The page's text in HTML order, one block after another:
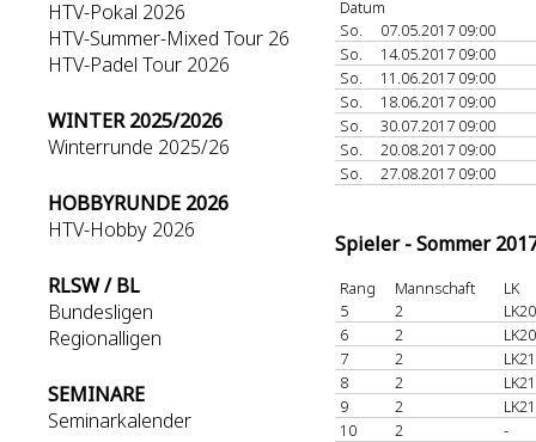
HTV-Pokal 2026
HTV-Summer-Mixed Tour 26
HTV-Padel Tour 2026
WINTER 2025/2026
Winterrunde 2025/26
HOBBYRUNDE 2026
HTV-Hobby 2026
RLSW / BL
Bundesligen
Regionalligen
SEMINARE
Seminarkalender
Datum
So.
07.05.2017 09:00
So.
14.05.2017 09:00
So.
11.06.2017 09:00
So.
18.06.2017 09:00
So.
30.07.2017 09:00
So.
20.08.2017 09:00
So.
27.08.2017 09:00
Spieler - Sommer
Rang Mannschaft
LK
5
2
6
2
7
2
8
2
9
2
10
2
-